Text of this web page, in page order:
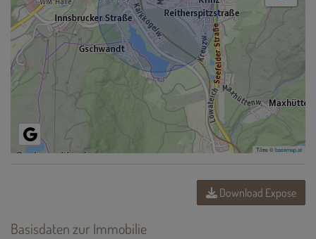
Tiles ©basemap.at
Download Expose
Basisdaten zur Immobilie